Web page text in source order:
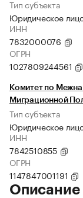
Тип субъекта
Юридическое
ИНН
7832000076
ОГРН
1027809244561
Комитет по
Миграционной
Тип субъекта
Юридическое
ИНН
7842510855
ОГРН
1147847001191
Описание